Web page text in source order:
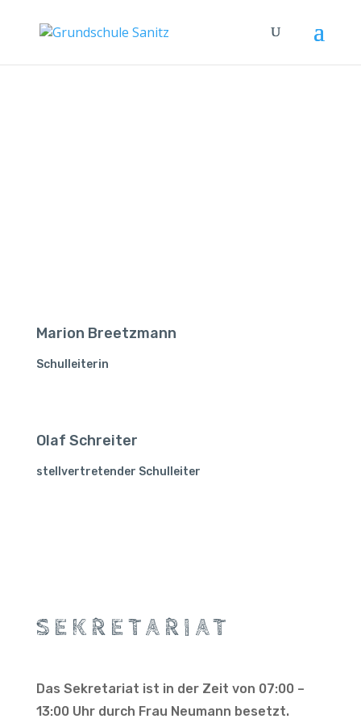
Marion Breetzmann
Schulleiterin
Olaf Schreiter
stellvertretender Schulleiter
SEKRETARIAT
Das Sekretariat ist in der Zeit von 07:00 –
13:00 Uhr durch Frau Neumann besetzt.